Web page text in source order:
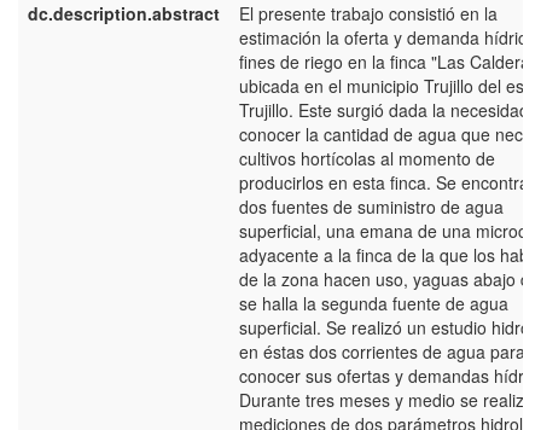
dc.description.abstract
El presente trabajo consistió en la
estimación la oferta y demanda hídrica
fines de riego en la finca "Las
ubicada en el municipio Trujillo del
Trujillo. Este surgió dada la necesidad
conocer la cantidad de agua que
cultivos hortícolas al momento de
producirlos en esta finca. Se
dos fuentes de suministro de agua
superficial, una emana de una
adyacente a la finca de la que los
de la zona hacen uso, yaguas abajo
se halla la segunda fuente de agua
superficial. Se realizó un estudio
en éstas dos corrientes de agua para
conocer sus ofertas y demandas
Durante tres meses y medio se
mediciones de dos parámetros